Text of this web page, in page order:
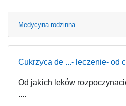
Medycyna rodzinna
Cukrzyca de ...- leczenie- od
Od jakich leków
....